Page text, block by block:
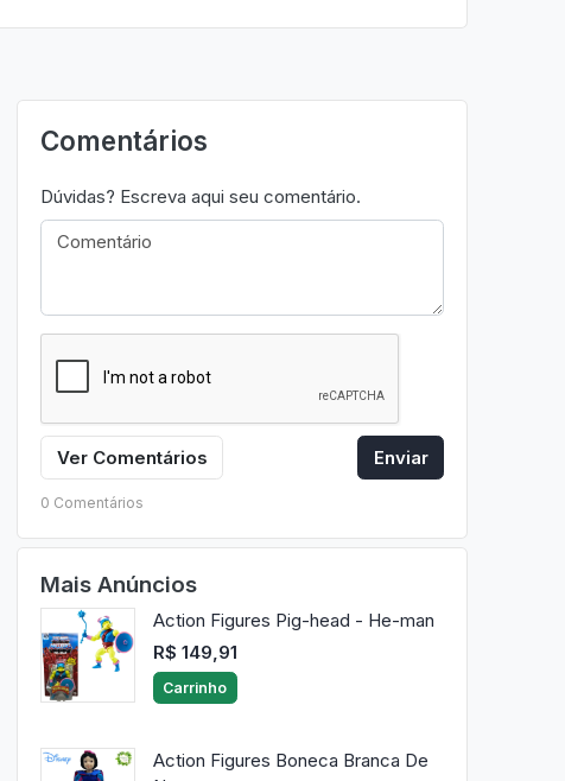
Comentários
Dúvidas? Escreva aqui seu comentário.
Ver Comentários Enviar
0 Comentários
Mais Anúncios
Action Figures Pig-head - He-man
R$ 149,91
Carrinho
Action Figures Boneca Branca De